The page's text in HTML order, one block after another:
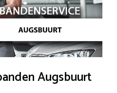
Augsbuurt